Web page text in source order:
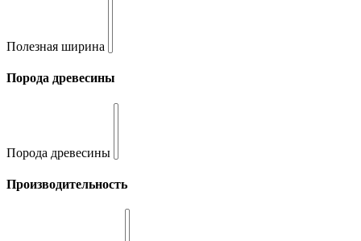
Полезная ширина
Порода древесины
Порода древесины
Производительность